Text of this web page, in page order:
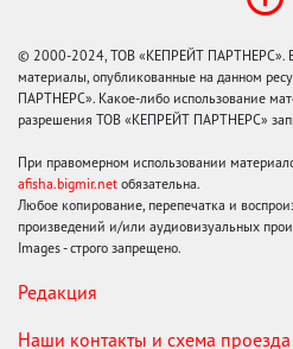
© 2000-2024, ТОВ «КЕПРЕЙТ ПАРТНЕРС».
материалы, опубликованные на данном
ПАРТНЕРС». Какое-либо использование
разрешения ТОВ «КЕПРЕЙТ ПАРТНЕРС»
При правомерном использовании
afisha.bigmir.net обязательна.
Любое копирование, перепечатка и
произведений и/или аудиовизуальных
Images - строго запрещено.
Редакция
Наши контакты и схема проезда